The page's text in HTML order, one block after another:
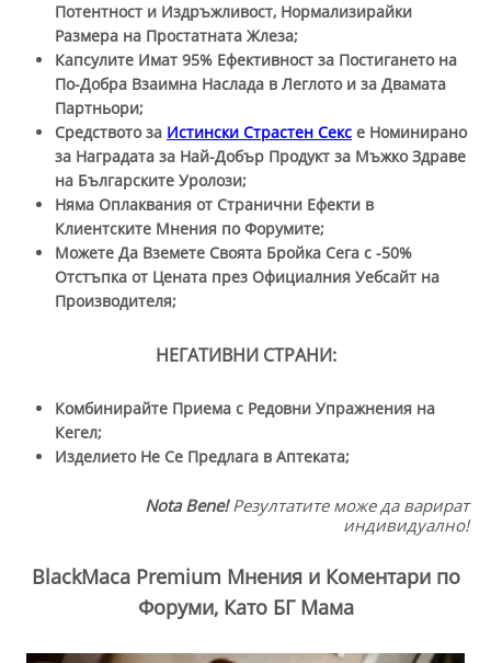
Потентност и Издръжливост, Нормализирайки
Размера на Простатната Жлеза;
Капсулите Имат 95% Ефективност за Постигането на
По-Добра Взаимна Наслада в Леглото и за Двамата
Партньори;
Средството за Истински Страстен Секс е Номинирано
за Наградата за Най-Добър Продукт за Мъжко Здраве
на Българските Уролози;
Няма Оплаквания от Странични Ефекти в
Клиентските Мнения по Форумите;
Можете Да Вземете Своята Бройка Сега с -50%
Отстъпка от Цената през Официалния Уебсайт на
Производителя;
НЕГАТИВНИ СТРАНИ:
Комбинирайте Приема с Редовни Упражнения на
Кегел;
Изделието Не Се Предлага в Аптеката;
Nota Bene!Резултатите може да варират
индивидуално!
BlackMaca Premium Мнения и Коментари по
Форуми, Като БГ Мама